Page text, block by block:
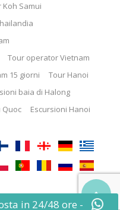
in 24/48 ore -
Koh Samui
Tour operator Vietnam
15 giorni
Tour Hanoi
baia di Halong
Quoc Escursioni Hanoi
